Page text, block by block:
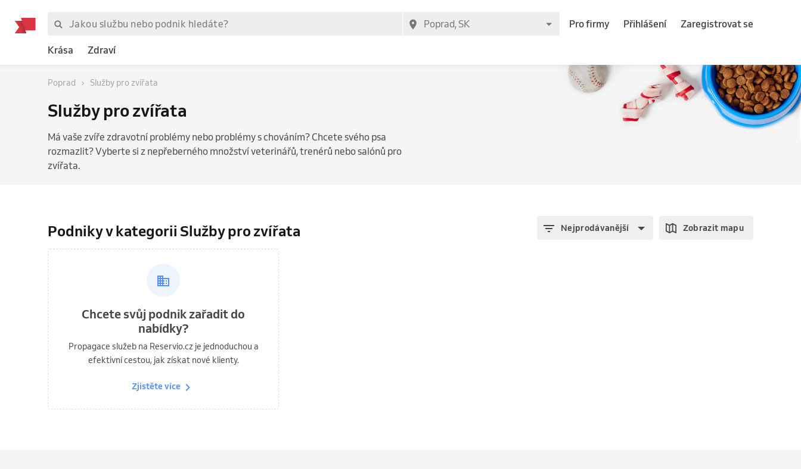
Pro firmy Přihlášení Zaregistrovat se
Krása Zdraví
Poprad Služby pro zvířata
Služby pro zvířata
Má vaše zvíře zdravotní problémy nebo problémy s chováním? Chcete svého psa
rozmazlit? Vyberte si z nepřeberného množství veterinářů, trenérů nebo salónů pro
zvířata.
Podniky v kategorii Služby pro zvířata Nejprodávanější Zobrazit mapu
Chcete svůj podnik zařadit do
nabídky?
Propagace služeb na Reservio.cz je jednoduchou a
efektivní cestou, jak získat nové klienty.
Zjistěte více